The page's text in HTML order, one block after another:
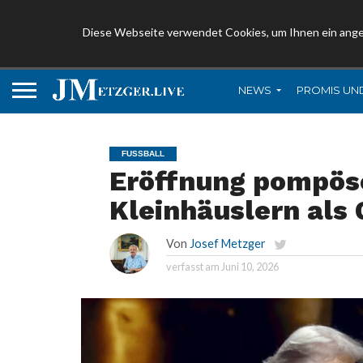
Diese Webseite verwendet Cookies, um Ihnen ein
NEWS PROMIS
FUSSBALL
Eröffnung
Kleinhäuslern als
Von Josef Metzger
verfasst am Juni 10, 2026